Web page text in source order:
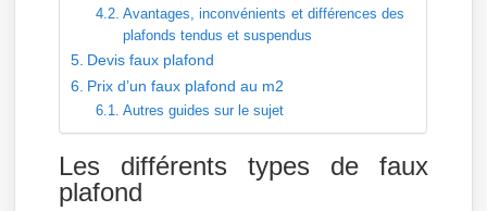
Avantages, inconvénients et différences des
plafonds tendus et suspendus
Devis faux plafond
Prix d’un faux plafond au m2
Autres guides sur le sujet
Les différents types de faux
plafond